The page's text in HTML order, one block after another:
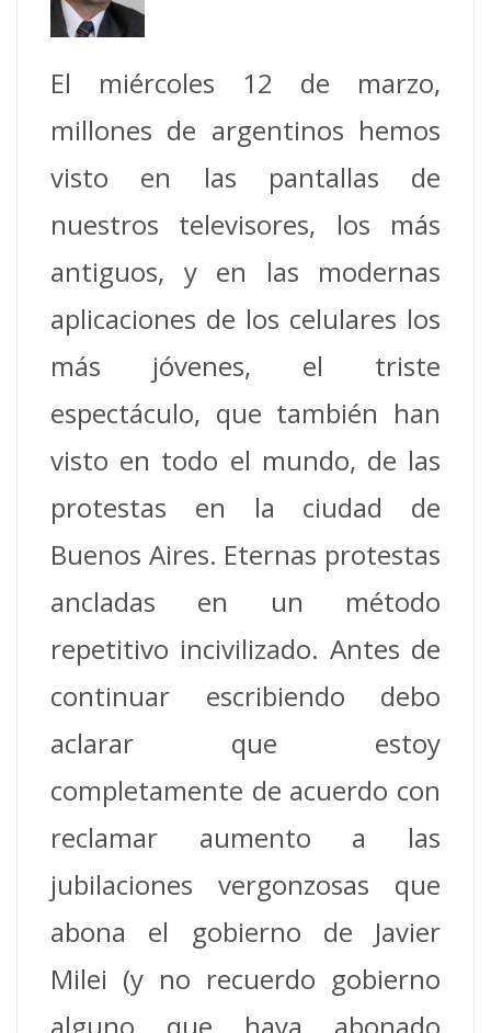
El miércoles 12 de marzo,
millones de argentinos hemos
visto en las pantallas de
nuestros televisores, los más
antiguos, y en las modernas
aplicaciones de los celulares los
más jóvenes, el triste
espectáculo, que también han
visto en todo el mundo, de las
protestas en la ciudad de
Buenos Aires. Eternas protestas
ancladas en un método
repetitivo incivilizado. Antes de
continuar escribiendo debo
aclarar que estoy
completamente de acuerdo con
reclamar aumento a las
jubilaciones vergonzosas que
abona el gobierno de Javier
Milei (y no recuerdo gobierno
alguno que haya abonado